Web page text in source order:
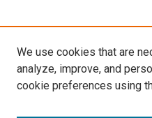
We use cookies that are
analyze, improve, and
cookie preferences using